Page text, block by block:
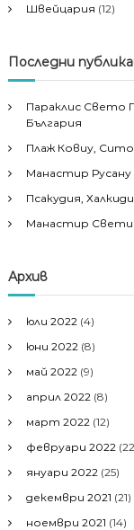
Швейцария (12)
Последни
Параклис Свето
България
Плаж Ковиу,
Манастир
Псакудия,
Манастир Свети
Архив
юли 2022 (4)
юни 2022 (8)
май 2022 (9)
април 2022 (8)
март 2022 (12)
февруари 2022
януари 2022 (25)
декември 2021 (21)
ноември 2021 (14)